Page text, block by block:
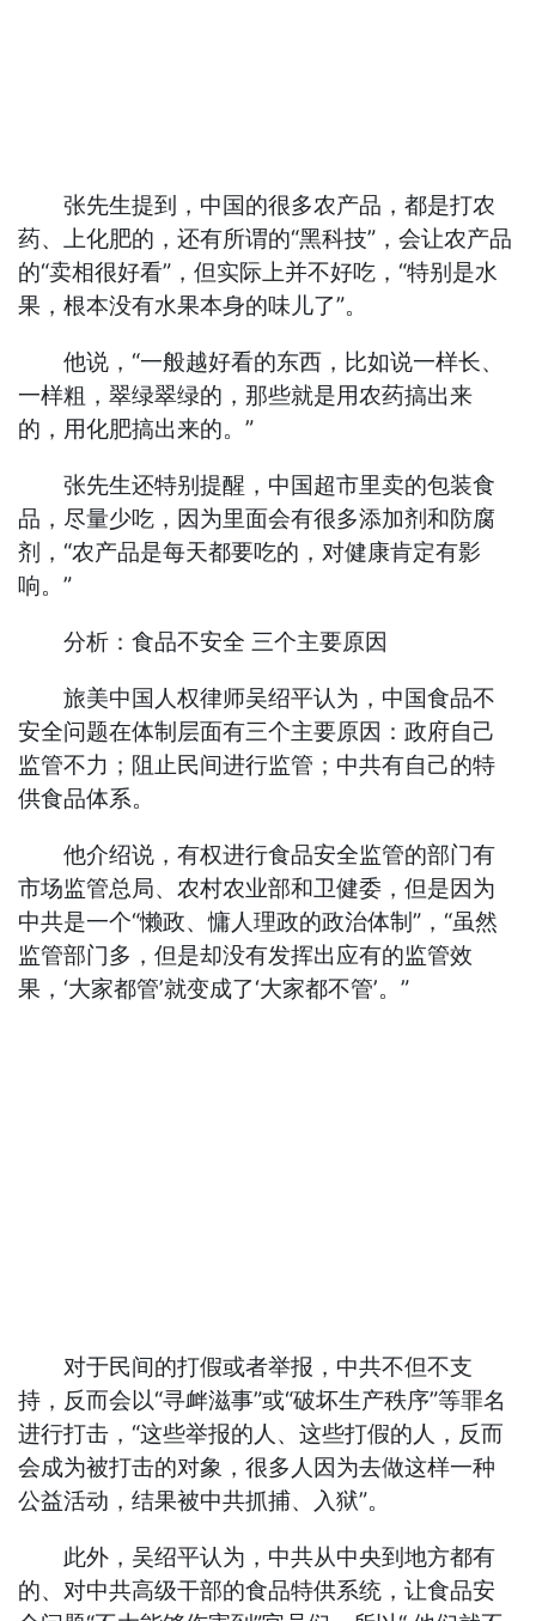
张先生提到，中国的很多农产品，都是打农
药、上化肥的，还有所谓的“黑科技”，会让农产品
的“卖相很好看”，但实际上并不好吃，“特别是水
果，根本没有水果本身的味儿了”。
他说，“一般越好看的东西，比如说一样长、
一样粗，翠绿翠绿的，那些就是用农药搞出来
的，用化肥搞出来的。”
张先生还特别提醒，中国超市里卖的包装食
品，尽量少吃，因为里面会有很多添加剂和防腐
剂，“农产品是每天都要吃的，对健康肯定有影
响。”
分析：食品不安全 三个主要原因
旅美中国人权律师吴绍平认为，中国食品不
安全问题在体制层面有三个主要原因：政府自己
监管不力；阻止民间进行监管；中共有自己的特
供食品体系。
他介绍说，有权进行食品安全监管的部门有
市场监管总局、农村农业部和卫健委，但是因为
中共是一个“懒政、慵人理政的政治体制”，“虽然
监管部门多，但是却没有发挥出应有的监管效
果，‘大家都管’就变成了‘大家都不管’。”
对于民间的打假或者举报，中共不但不支
持，反而会以“寻衅滋事”或“破坏生产秩序”等罪名
进行打击，“这些举报的人、这些打假的人，反而
会成为被打击的对象，很多人因为去做这样一种
公益活动，结果被中共抓捕、入狱”。
此外，吴绍平认为，中共从中央到地方都有
的、对中共高级干部的食品特供系统，让食品安